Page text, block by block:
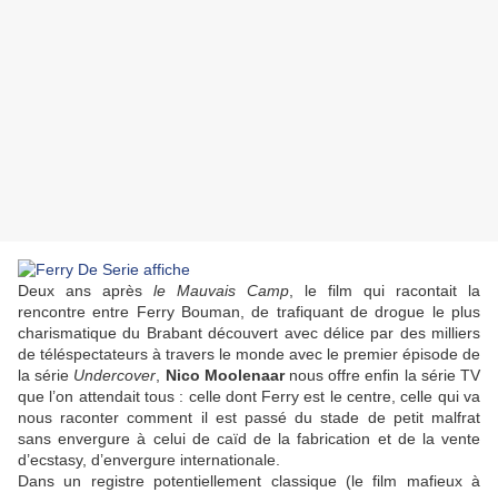
Deux ans après le Mauvais Camp , le film qui racontait la
rencontre entre Ferry Bouman, de trafiquant de drogue le plus
charismatique du Brabant découvert avec délice par des milliers
de téléspectateurs à travers le monde avec le premier épisode de
la série Undercover Nico Moolenaarnous offre enfin la série TV
que l’on attendait tous : celle dont Ferry est le centre, celle qui va
nous raconter comment il est passé du stade de petit malfrat
sans envergure à celui de caïd de la fabrication et de la vente
d’ecstasy, d’envergure internationale.
Dans un registre potentiellement classique (le film mafieux à